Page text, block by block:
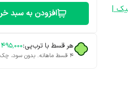
|
افزودن به سبد
هر قسط با ترب‌پی:۴۹۵٬۰۰۰
۴ قسط ماهانه. بدون سود، چک و ضامن.